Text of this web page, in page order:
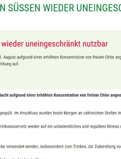
Süßen um
ein auf der Straße
in der
Die Straße wurde
anzeigenWeiter